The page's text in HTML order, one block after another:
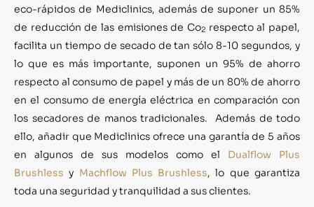
eco-rápidos de Mediclinics, además de suponer un 85%
de reducción de las emisiones de Co2 respecto al papel,
facilita un tiempo de secado de tan sólo 8-10 segundos, y
lo que es más importante, suponen un 95% de ahorro
respecto al consumo de papel y más de un 80% de ahorro
en el consumo de energía eléctrica en comparación con
los secadores de manos tradicionales. Además de todo
ello, añadir que Mediclinics ofrece una garantía de 5 años
en algunos de sus modelos como el Dualflow Plus
Brushless y Machflow Plus Brushless, lo que garantiza
toda una seguridad y tranquilidad a sus clientes.